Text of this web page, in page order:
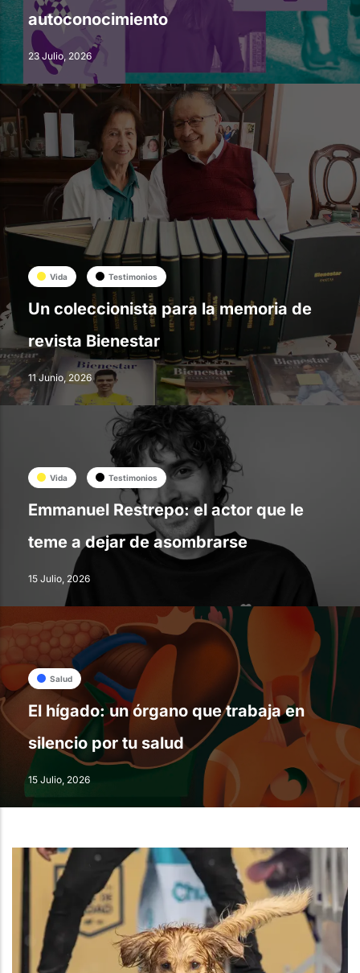
autoconocimiento
23 Julio, 2026
Vida Testimonios
Un coleccionista para la memoria de
revista Bienestar
11 Junio, 2026
Vida Testimonios
Emmanuel Restrepo: el actor que le
teme a dejar de asombrarse
15 Julio, 2026
Salud
El hígado: un órgano que trabaja en
silencio por tu salud
15 Julio, 2026